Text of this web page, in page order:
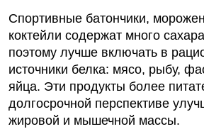
Спортивные батончики,
коктейли содержат много
поэтому лучше включать в
источники белка: мясо, рыбу,
яйца. Эти продукты более
долгосрочной перспективе
жировой и мышечной массы.